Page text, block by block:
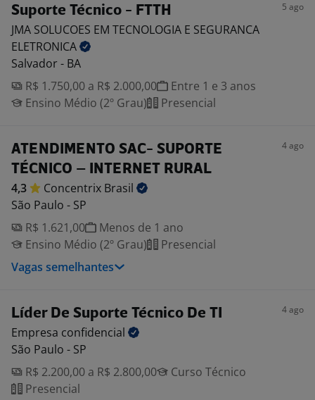
Suporte Técnico - FTTH 5 ago
JMA SOLUCOES EM TECNOLOGIA E SEGURANCA
ELETRONICA
Salvador - BA
R$ 1.750,00 a R$ 2.000,00
Entre 1 e 3 anos
Ensino Médio (2º Grau)
Presencial
ATENDIMENTO SAC- SUPORTE
TÉCNICO – INTERNET RURAL
4 ago
4,3 Concentrix Brasil
São Paulo - SP
R$ 1.621,00
Menos de 1 ano
Ensino Médio (2º Grau)
Presencial
Vagas semelhantes
Líder De Suporte Técnico De TI 4 ago
Empresa confidencial
São Paulo - SP
R$ 2.200,00 a R$ 2.800,00
Curso Técnico
Presencial